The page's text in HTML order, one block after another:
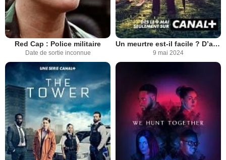
Red Cap : Police militaire
Date de sortie inconnue
Un meurtre est-il facile ? D’après Agatha Christie
9 mai 2024